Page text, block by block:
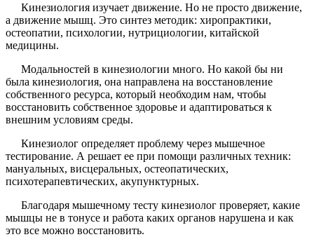
шрифта.
Кинезиология изучает движение. Но не просто движение,
а движение мышц. Это синтез методик: хиропрактики,
остеопатии, психологии, нутрициологии, китайской
медицины.
Модальностей в кинезиологии много. Но какой бы ни
была кинезиология, она направлена на восстановление
собственного ресурса, который необходим нам, чтобы
восстановить собственное здоровье и адаптироваться к
внешним условиям среды.
Кинезиолог определяет проблему через мышечное
тестирование. А решает ее при помощи различных техник:
мануальных, висцеральных, остеопатических,
психотерапевтических, акупунктурных.
Благодаря мышечному тесту кинезиолог проверяет, какие
мышцы не в тонусе и работа каких органов нарушена и как
это все можно восстановить.